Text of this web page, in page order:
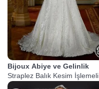
Bijoux Abiye ve Gelinlik
Straplez Balık Kesim İşlemeli
Gelinlik